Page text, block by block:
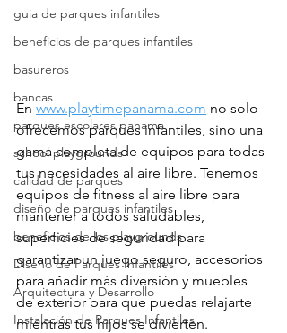
guia de parques infantiles
beneficios de parques infantiles
basureros
bancas
parques escolares panama
school playgrounds
calidad de parques
diseño de parques infantiles
beneficios de los playgrounds
Diseño de Parques Infantiles
Arquitectura y Desarrollo
Instalación de Parques Infantiles
En www.playtimepanama.com no solo
ofrecemos parques infantiles, sino una
gama completa de equipos para todas
tus necesidades al aire libre. Tenemos
equipos de fitness al aire libre para
mantener a todos saludables,
superficies de seguridad para
garantizar un juego seguro, accesorios
para añadir más diversión y muebles
de exterior para que puedas relajarte
mientras tus hijos se divierten.